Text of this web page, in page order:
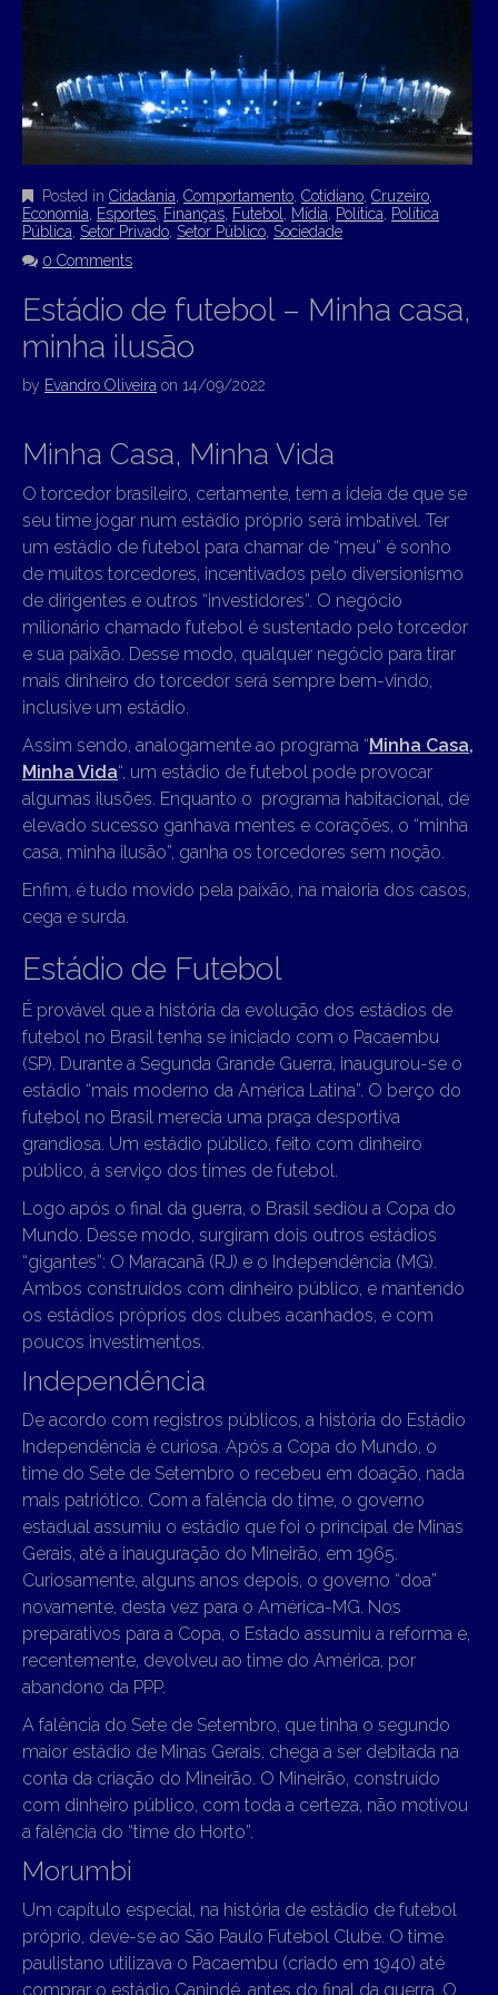
Posted in Cidadania Comportamento Cotidiano Cruzeiro
Economia Esportes Finanças Futebol Mídia Política Política
Pública Setor Privado Setor Público Sociedade
0 Comments
Estádio de futebol – Minha casa,
minha ilusão
by Evandro Oliveira on 14/09/2022
Minha Casa, Minha Vida
O torcedor brasileiro, certamente, tem a ideia de que se
seu time jogar num estádio próprio será imbatível. Ter
um estádio de futebol para chamar de “meu” é sonho
de muitos torcedores, incentivados pelo diversionismo
de dirigentes e outros “investidores”. O negócio
milionário chamado futebol é sustentado pelo torcedor
e sua paixão. Desse modo, qualquer negócio para tirar
mais dinheiro do torcedor será sempre bem-vindo,
inclusive um estádio.
Assim sendo, analogamente ao programa “Minha Casa,
Minha Vida“, um estádio de futebol pode provocar
algumas ilusões. Enquanto o programa habitacional, de
elevado sucesso ganhava mentes e corações, o “minha
casa, minha ilusão”, ganha os torcedores sem noção.
Enfim, é tudo movido pela paixão, na maioria dos casos,
cega e surda.
Estádio de Futebol
É provável que a história da evolução dos estádios de
futebol no Brasil tenha se iniciado com o Pacaembu
(SP). Durante a Segunda Grande Guerra, inaugurou-se o
estádio “mais moderno da América Latina”. O berço do
futebol no Brasil merecia uma praça desportiva
grandiosa. Um estádio público, feito com dinheiro
público, à serviço dos times de futebol.
Logo após o final da guerra, o Brasil sediou a Copa do
Mundo. Desse modo, surgiram dois outros estádios
“gigantes”: O Maracanã (RJ) e o Independência (MG).
Ambos construídos com dinheiro público, e mantendo
os estádios próprios dos clubes acanhados, e com
poucos investimentos.
Independência
De acordo com registros públicos, a história do Estádio
Independência é curiosa. Após a Copa do Mundo, o
time do Sete de Setembro o recebeu em doação, nada
mais patriótico. Com a falência do time, o governo
estadual assumiu o estádio que foi o principal de Minas
Gerais, até a inauguração do Mineirão, em 1965.
Curiosamente, alguns anos depois, o governo “doa”
novamente, desta vez para o América-MG. Nos
preparativos para a Copa, o Estado assumiu a reforma e,
recentemente, devolveu ao time do América, por
abandono da PPP.
A falência do Sete de Setembro, que tinha o segundo
maior estádio de Minas Gerais, chega a ser debitada na
conta da criação do Mineirão. O Mineirão, construído
com dinheiro público, com toda a certeza, não motivou
a falência do “time do Horto”.
Morumbi
Um capítulo especial, na história de estádio de futebol
próprio, deve-se ao São Paulo Futebol Clube. O time
paulistano utilizava o Pacaembu (criado em 1940) até
comprar o estádio Canindé, antes do final da guerra. O